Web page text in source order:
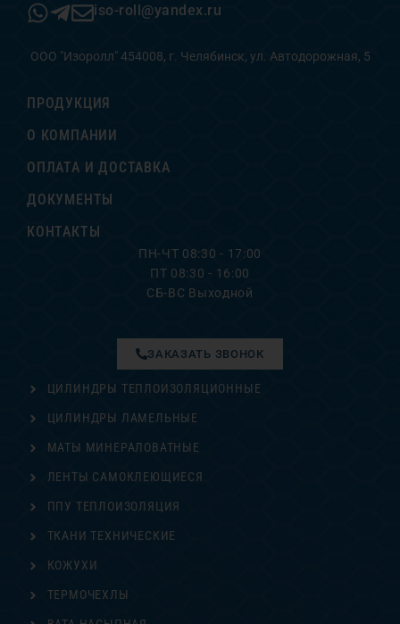
iso-roll@yandex.ru
ООО "Изоролл" 454008, г. Челябинск, ул. Автодорожная, 5
ПРОДУКЦИЯ
О КОМПАНИИ
ОПЛАТА И ДОСТАВКА
ДОКУМЕНТЫ
КОНТАКТЫ
ПН-ЧТ 08:30 - 17:00
ПТ 08:30 - 16:00
СБ-ВС Выходной
ЦИЛИНДРЫ ТЕПЛОИЗОЛЯЦИОННЫЕ
ЦИЛИНДРЫ ЛАМЕЛЬНЫЕ
МАТЫ МИНЕРАЛОВАТНЫЕ
ЛЕНТЫ САМОКЛЕЮЩИЕСЯ
ППУ ТЕПЛОИЗОЛЯЦИЯ
ТКАНИ ТЕХНИЧЕСКИЕ
ЗАКАЗАТЬ ЗВОНОК
КОЖУХИ
ТЕРМОЧЕХЛЫ